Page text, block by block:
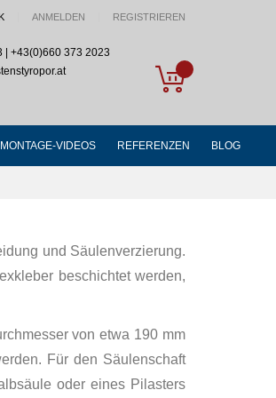
ANMELDEN REGISTRIEREN
My Cart
+43(0)660 373 2023
MONTAGE-VIDEOS REFERENZEN BLOG
und Säulenverzierung.
beschichtet werden,
von etwa 190 mm
Für den Säulenschaft
oder eines Pilasters